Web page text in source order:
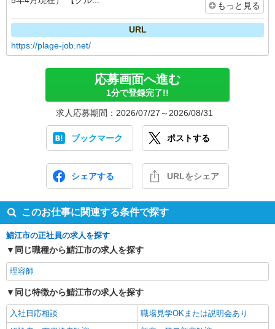
もっと見る
URL
https://plage-job.net/
応募画面へ進む
1分で登録完了!!
求人応募期間：2026/07/27～2026/08/31
ブックマーク ポストする
シェアする URLをシェア
このお仕事に関連する条件で探す
鯖江市の正社員の求人を探す
同じ職種から鯖江市の求人を探す
理容師
同じ特徴から鯖江市の求人を探す
入社日応相談
職場見学OKまたは説明会あり